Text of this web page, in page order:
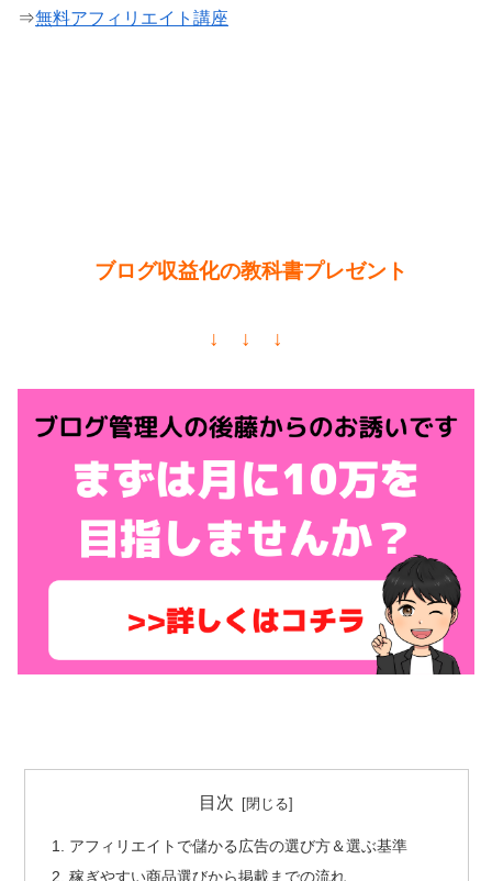
⇒無料アフィリエイト講座
ブログ収益化の教科書プレゼント
↓ ↓ ↓
目次
アフィリエイトで儲かる広告の選び方＆選ぶ基準
稼ぎやすい商品選びから掲載までの流れ